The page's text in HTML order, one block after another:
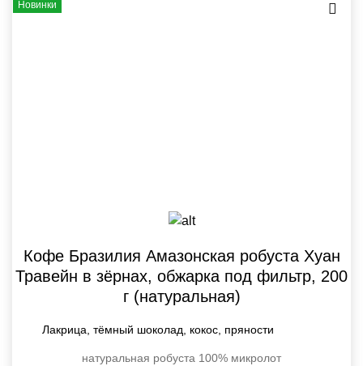
Новинки
Кофе Бразилия Амазонская робуста Хуан
Травейн в зёрнах, обжарка под фильтр, 200
г (натуральная)
Лакрица, тёмный шоколад, кокос, пряности
натуральная робуста 100% микролот